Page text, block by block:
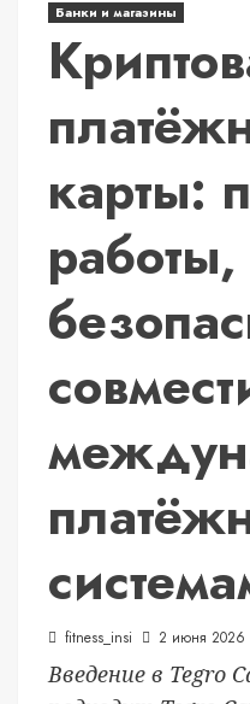
Банки и магазины
карты:
работы,
fitness_insi 2 июня 2026
Введение в Tegro